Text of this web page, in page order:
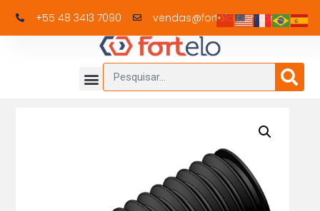
+55 48 3413 7090 vendas@fortelo.com.br